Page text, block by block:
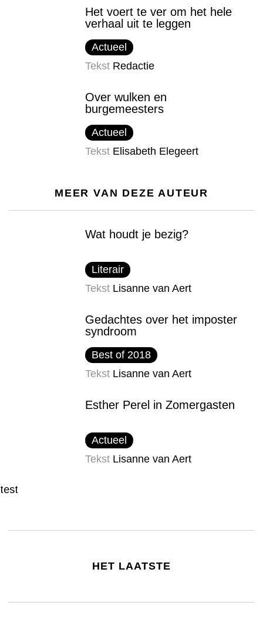
Het voert te ver om het hele
verhaal uit te leggen
Actueel
Tekst Redactie
Over wulken en
burgemeesters
Actueel
Tekst Elisabeth Elegeert
MEER VAN DEZE AUTEUR
Wat houdt je bezig?
Literair
Tekst Lisanne van Aert
Gedachtes over het imposter​
syndroom
Best of 2018
Tekst Lisanne van Aert
Esther Perel in Zomergasten
Actueel
Tekst Lisanne van Aert
test
HET LAATSTE